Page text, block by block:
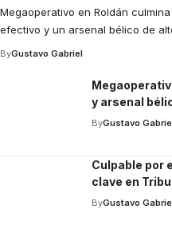
Megaoperativo en Roldán
efectivo y un arsenal bélico de
ByGustavo Gabriel
y arsenal
ByGustavo
Culpable por
clave en
ByGustavo